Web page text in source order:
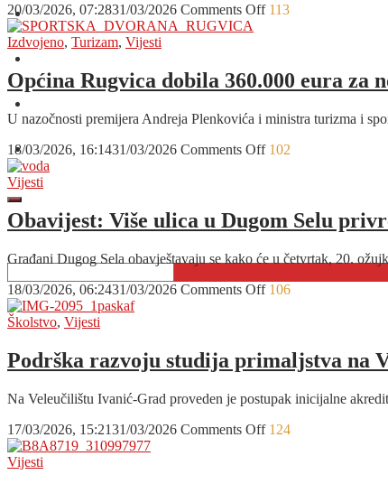
Razno
Kontakt
20/03/2026, 07:2831/03/2026 Comments Offon
u
Dugom
u
bez
113
Izdvojeno, Turizam, Vijesti
Općina Rugvica dobila 360.000 eura za
U nazočnosti premijera Andreja Plenkovića i ministra turizma i
18/03/2026, 16:1431/03/2026 Comments Offon
360.000
eura
novu
sportsku
dvoranu
102
Vijesti
Obavijest: Više ulica u Dugom Selu
Građani Dugog Sela obavještavaju se kako će u četvrtak, 20.
18/03/2026, 06:2431/03/2026 Comments Offon
Dugom
privremeno
vode
106
Školstvo, Vijesti
Podrška razvoju studija primaljstva na
Na Veleučilištu Ivanić-Grad proveden je postupak inicijalne
17/03/2026, 15:2131/03/2026 Comments Offon
124
Vijesti